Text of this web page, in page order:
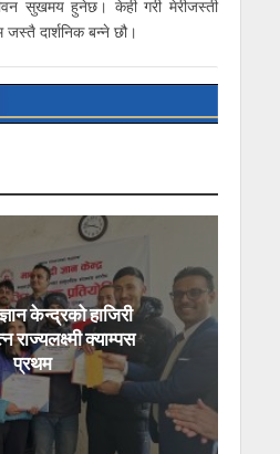
सुखमय हुनेछ। केही गरी मेरीजस्ती
जस्तै दार्शनिक बन्ने छौ।
केन्द्रको हाजिरी
राज्यलक्ष्मी क्याम्पस
प्रथम